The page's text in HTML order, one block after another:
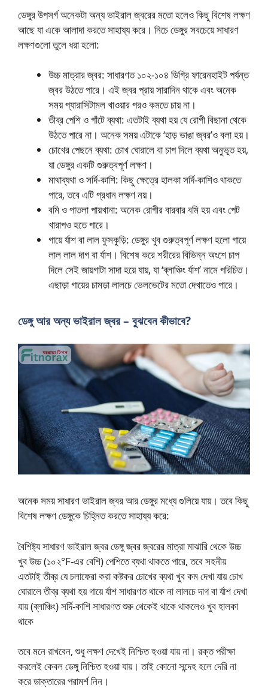
ডেঙ্গুর উপসর্গ অনেকটা অন্য ভাইরাল জ্বরের মতো হলেও কিছু বিশেষ লক্ষণ
আছে যা একে আলাদা করতে সাহায্য করে। নিচে ডেঙ্গুর সবচেয়ে সাধারণ
লক্ষণগুলো তুলে ধরা হলো:
উচ্চ মাত্রার জ্বর: সাধারণত ১০২-১০৪ ডিগ্রি ফারেনহাইট পর্যন্ত
জ্বর উঠতে পারে। এই জ্বর প্রায় সারাদিন থাকে এবং অনেক
সময় প্যারাসিটামল খাওয়ার পরও কমতে চায় না।
তীব্র পেশি ও গাঁটে ব্যথা: এতটাই ব্যথা হয় যে রোগী বিছানা থেকে
উঠতে পারে না। অনেক সময় এটাকে ‘হাড় ভাঙা জ্বর’ও বলা হয়।
চোখের পেছনে ব্যথা: চোখ ঘোরালে বা চাপ দিলে ব্যথা অনুভূত হয়,
যা ডেঙ্গুর একটি গুরুত্বপূর্ণ লক্ষণ।
মাথাব্যথা ও সর্দি-কাশি: কিছু ক্ষেত্রে হালকা সর্দি-কাশিও থাকতে
পারে, তবে এটি প্রধান লক্ষণ নয়।
বমি ও পাতলা পায়খানা: অনেক রোগীর বারবার বমি হয় এবং পেট
খারাপও হতে পারে।
গায়ে র্যাশ বা লাল ফুসকুড়ি: ডেঙ্গুর খুব গুরুত্বপূর্ণ লক্ষণ হলো গায়ে
লাল লাল দাগ বা র্যাশ। বিশেষ করে শরীরের বিভিন্ন অংশে চাপ
দিলে সেই জায়গাটা সাদা হয়ে যায়, যা ‘ব্লাঞ্চিং র্যাশ’ নামে পরিচিত।
এছাড়া গায়ের চামড়া লালচে ভেলভেটের মতো দেখাতেও পারে।
ডেঙ্গু আর অন্য ভাইরাল জ্বর – বুঝবেন কীভাবে?
অনেক সময় সাধারণ ভাইরাল জ্বর আর ডেঙ্গুর মধ্যে গুলিয়ে যায়। তবে কিছু
বিশেষ লক্ষণ ডেঙ্গুকে চিহ্নিত করতে সাহায্য করে:
বৈশিষ্ট্য সাধারণ ভাইরাল জ্বর ডেঙ্গু জ্বর জ্বরের মাত্রা মাঝারি থেকে উচ্চ
খুব উচ্চ (১০২°F-এর বেশি) পেশিতে ব্যথা থাকতে পারে, তবে সহনীয়
এতটাই তীব্র যে চলাফেরা করা কষ্টকর চোখের ব্যথা খুব কম দেখা যায় চোখ
ঘোরালে তীব্র ব্যথা হয় গায়ে র্যাশ সাধারণত থাকে না লালচে দাগ বা র্যাশ দেখা
যায় (ব্লাঞ্চিং) সর্দি-কাশি সাধারণত শুরু থেকেই থাকে থাকলেও খুব হালকা
থাকে
তবে মনে রাখবেন, শুধু লক্ষণ দেখেই নিশ্চিত হওয়া যায় না। রক্ত পরীক্ষা
করলেই কেবল ডেঙ্গু নিশ্চিত হওয়া যায়। তাই কোনো সন্দেহ হলে দেরি না
করে ডাক্তারের পরামর্শ নিন।